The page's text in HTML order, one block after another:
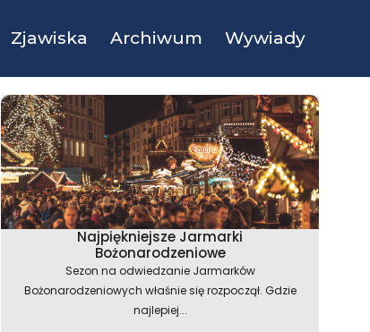
Zjawiska Archiwum Wywiady
Najpiękniejsze Jarmarki
Bożonarodzeniowe
Sezon na odwiedzanie Jarmarków
Bożonarodzeniowych właśnie się rozpoczął. Gdzie
najlepiej...